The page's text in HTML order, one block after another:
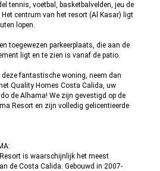
tennis, voetbal, basketbalvelden, jeu de
centrum van het resort (Al Kasar) ligt
lopen.
toegewezen parkeerplaats, die aan de
ligt en te zien is vanaf de patio.
fantastische woning, neem dan
Quality Homes Costa Calida, uw
de Alhama! We zijn gevestigd op de
Resort en zijn volledig gelicentieerde
is waarschijnlijk het meest
de Costa Calida. Gebouwd in 2007-